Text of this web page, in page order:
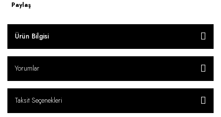
Paylaş
Ürün Bilgisi
Yorumlar
Taksit Seçenekleri